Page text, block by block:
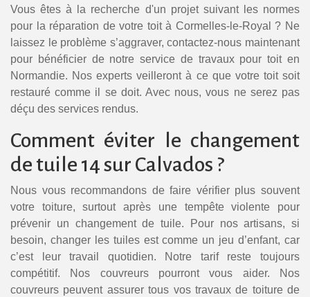
Vous êtes à la recherche d'un projet suivant les normes
pour la réparation de votre toit à Cormelles-le-Royal ? Ne
laissez le problème s’aggraver, contactez-nous maintenant
pour bénéficier de notre service de travaux pour toit en
Normandie. Nos experts veilleront à ce que votre toit soit
restauré comme il se doit. Avec nous, vous ne serez pas
déçu des services rendus.
Comment éviter le changement
de tuile 14 sur Calvados ?
Nous vous recommandons de faire vérifier plus souvent
votre toiture, surtout après une tempête violente pour
prévenir un changement de tuile. Pour nos artisans, si
besoin, changer les tuiles est comme un jeu d’enfant, car
c’est leur travail quotidien. Notre tarif reste toujours
compétitif. Nos couvreurs pourront vous aider. Nos
couvreurs peuvent assurer tous vos travaux de toiture de